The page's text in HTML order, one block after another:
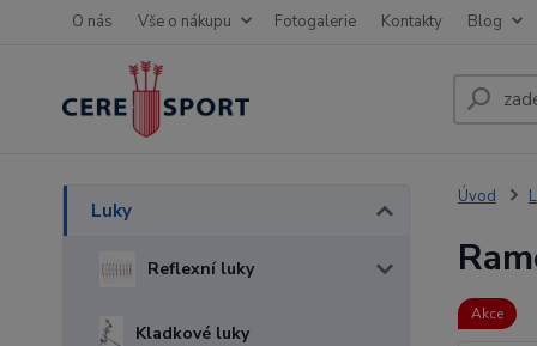
O nás Vše o nákupu Fotogalerie Kontakty Blog
Luky
Reflexní luky
Kladkové luky
Úvod
Akce